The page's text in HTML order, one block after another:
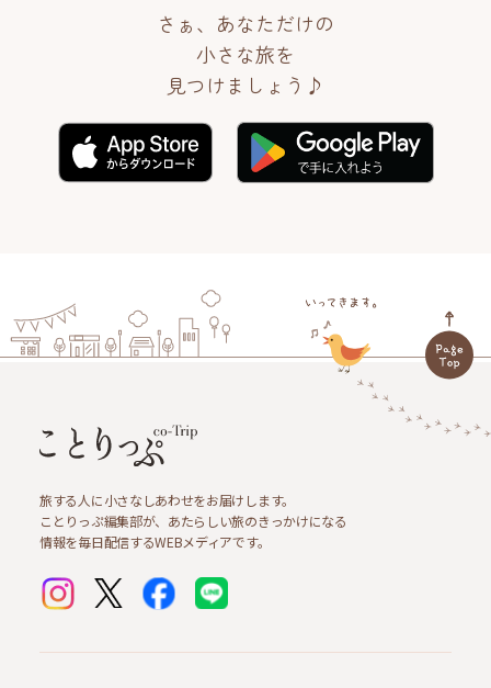
さぁ、あなただけの
小さな旅を
見つけましょう♪
旅する人に小さなしあわせをお届けします。
ことりっぷ編集部が、あたらしい旅のきっかけになる
情報を毎日配信するWEBメディアです。